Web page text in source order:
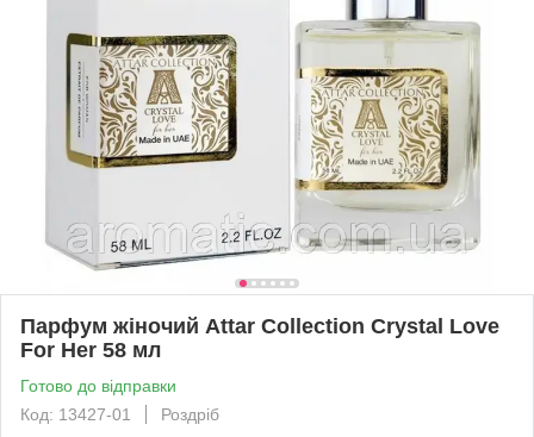
Парфум жіночий Attar Collection Crystal Love
For Her 58 мл
Готово до відправки
Код: 13427-01
Роздріб